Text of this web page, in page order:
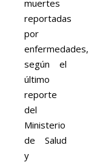
muertes
reportadas
por
enfermedades,
según el
último
reporte
del
Ministerio
de Salud
y